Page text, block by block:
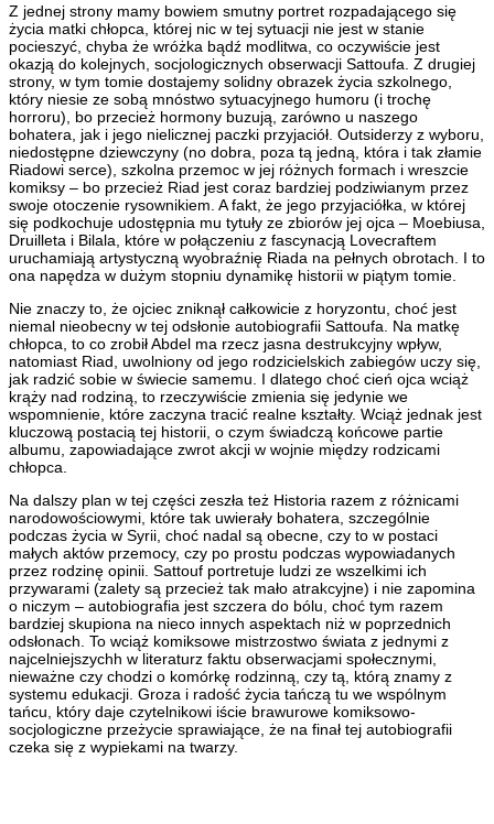
Z jednej strony mamy bowiem smutny portret rozpadającego się
życia matki chłopca, której nic w tej sytuacji nie jest w stanie
pocieszyć, chyba że wróżka bądź modlitwa, co oczywiście jest
okazją do kolejnych, socjologicznych obserwacji Sattoufa. Z drugiej
strony, w tym tomie dostajemy solidny obrazek życia szkolnego,
który niesie ze sobą mnóstwo sytuacyjnego humoru (i trochę
horroru), bo przecież hormony buzują, zarówno u naszego
bohatera, jak i jego nielicznej paczki przyjaciół. Outsiderzy z wyboru,
niedostępne dziewczyny (no dobra, poza tą jedną, która i tak złamie
Riadowi serce), szkolna przemoc w jej różnych formach i wreszcie
komiksy – bo przecież Riad jest coraz bardziej podziwianym przez
swoje otoczenie rysownikiem. A fakt, że jego przyjaciółka, w której
się podkochuje udostępnia mu tytuły ze zbiorów jej ojca – Moebiusa,
Druilleta i Bilala, które w połączeniu z fascynacją Lovecraftem
uruchamiają artystyczną wyobraźnię Riada na pełnych obrotach. I to
ona napędza w dużym stopniu dynamikę historii w piątym tomie.
Nie znaczy to, że ojciec zniknął całkowicie z horyzontu, choć jest
niemal nieobecny w tej odsłonie autobiografii Sattoufa. Na matkę
chłopca, to co zrobił Abdel ma rzecz jasna destrukcyjny wpływ,
natomiast Riad, uwolniony od jego rodzicielskich zabiegów uczy się,
jak radzić sobie w świecie samemu. I dlatego choć cień ojca wciąż
krąży nad rodziną, to rzeczywiście zmienia się jedynie we
wspomnienie, które zaczyna tracić realne kształty. Wciąż jednak jest
kluczową postacią tej historii, o czym świadczą końcowe partie
albumu, zapowiadające zwrot akcji w wojnie między rodzicami
chłopca.
Na dalszy plan w tej części zeszła też Historia razem z różnicami
narodowościowymi, które tak uwierały bohatera, szczególnie
podczas życia w Syrii, choć nadal są obecne, czy to w postaci
małych aktów przemocy, czy po prostu podczas wypowiadanych
przez rodzinę opinii. Sattouf portretuje ludzi ze wszelkimi ich
przywarami (zalety są przecież tak mało atrakcyjne) i nie zapomina
o niczym – autobiografia jest szczera do bólu, choć tym razem
bardziej skupiona na nieco innych aspektach niż w poprzednich
odsłonach. To wciąż komiksowe mistrzostwo świata z jednymi z
najcelniejszychh w literaturz faktu obserwacjami społecznymi,
nieważne czy chodzi o komórkę rodzinną, czy tą, którą znamy z
systemu edukacji. Groza i radość życia tańczą tu we wspólnym
tańcu, który daje czytelnikowi iście brawurowe komiksowo-
socjologiczne przeżycie sprawiające, że na finał tej autobiografii
czeka się z wypiekami na twarzy.